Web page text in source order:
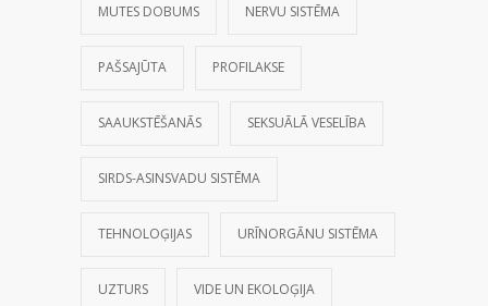
MUTES DOBUMS NERVU SISTĒMA
PAŠSAJŪTA PROFILAKSE
SAAUKSTĒŠANĀS SEKSUĀLĀ VESELĪBA
SIRDS-ASINSVADU SISTĒMA
TEHNOLOĢIJAS URĪNORGĀNU SISTĒMA
UZTURS VIDE UN EKOLOĢIJA